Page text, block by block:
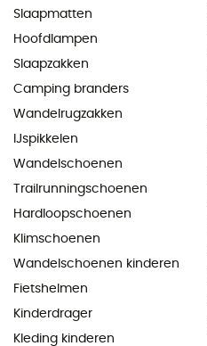
Slaapmatten
Hoofdlampen
Slaapzakken
Camping branders
Wandelrugzakken
IJspikkelen
Wandelschoenen
Trailrunningschoenen
Hardloopschoenen
Klimschoenen
Wandelschoenen kinderen
Fietshelmen
Kinderdrager
Kleding kinderen